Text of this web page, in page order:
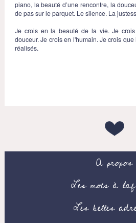
piano, la beauté d’une rencontre, la
de pas sur le parquet. Le silence. La
Je crois en la beauté de la vie. Je
douceur. Je crois en l'humain. Je crois
réalisés.
A propos
Les mots à
Les belles